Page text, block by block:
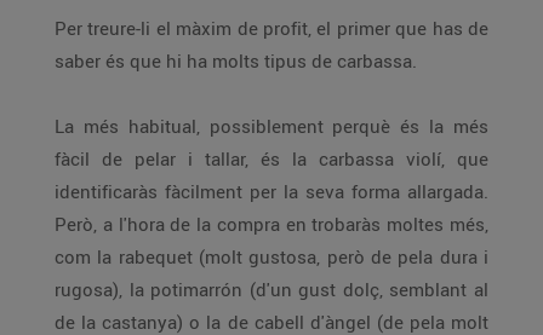
Per treure-li el màxim de profit, el primer que has de
saber és que hi ha molts tipus de carbassa.
La més habitual, possiblement perquè és la més
fàcil de pelar i tallar, és la carbassa violí, que
identificaràs fàcilment per la seva forma allargada.
Però, a l'hora de la compra en trobaràs moltes més,
com la rabequet (molt gustosa, però de pela dura i
rugosa), la potimarrón (d'un gust dolç, semblant al
de la castanya) o la de cabell d'àngel (de pela molt